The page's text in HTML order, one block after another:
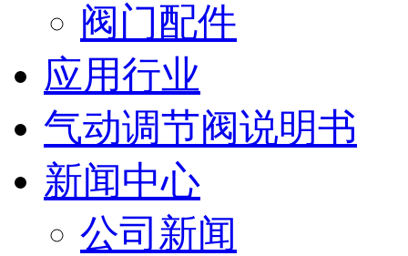
阀门配件
应用行业
气动调节阀说明书
新闻中心
公司新闻